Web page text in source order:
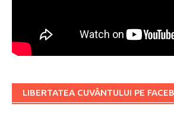
LIBERTATEA CUVÂNTULUI PE